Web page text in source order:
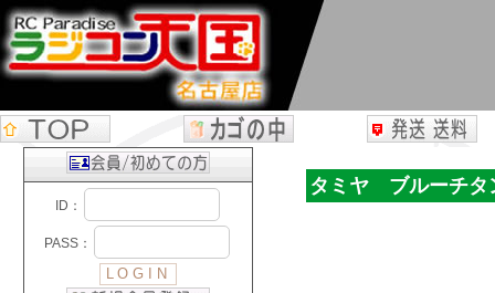
タミヤ ブルーチタ